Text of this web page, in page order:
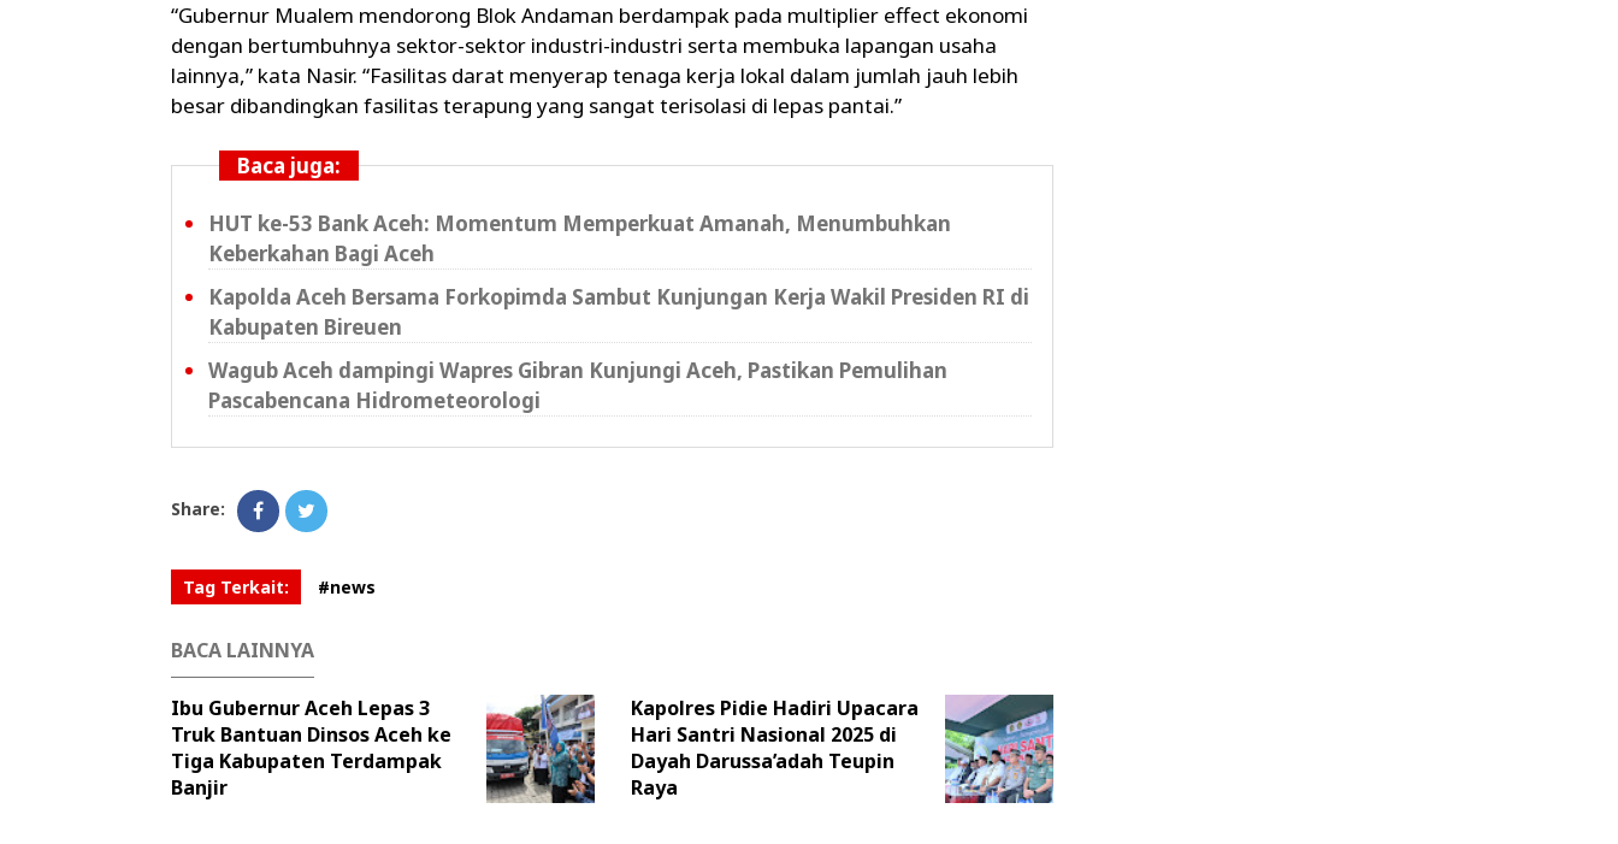
“Gubernur Mualem mendorong Blok Andaman berdampak pada multiplier effect ekonomi
dengan bertumbuhnya sektor-sektor industri-industri serta membuka lapangan usaha
lainnya,” kata Nasir. “Fasilitas darat menyerap tenaga kerja lokal dalam jumlah jauh lebih
besar dibandingkan fasilitas terapung yang sangat terisolasi di lepas pantai.”
Baca juga:
HUT ke-53 Bank Aceh: Momentum Memperkuat Amanah, Menumbuhkan
Keberkahan Bagi Aceh
Kapolda Aceh Bersama Forkopimda Sambut Kunjungan Kerja Wakil Presiden RI di
Kabupaten Bireuen
Wagub Aceh dampingi Wapres Gibran Kunjungi Aceh, Pastikan Pemulihan
Pascabencana Hidrometeorologi
Share:
Tag Terkait: #news
BACA LAINNYA
Ibu Gubernur Aceh Lepas 3
Truk Bantuan Dinsos Aceh ke
Tiga Kabupaten Terdampak
Banjir
Kapolres Pidie Hadiri Upacara
Hari Santri Nasional 2025 di
Dayah Darussa’adah Teupin
Raya